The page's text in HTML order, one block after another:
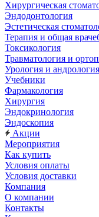
Хирургическая
Эндодонтология
Эстетическая
Терапия и общая
Токсикология
Травматология и
Урология и андрология
Учебники
Фармакология
Хирургия
Эндокринология
Эндоскопия
Акции
Мероприятия
Как купить
Условия оплаты
Условия доставки
Компания
О компании
Контакты